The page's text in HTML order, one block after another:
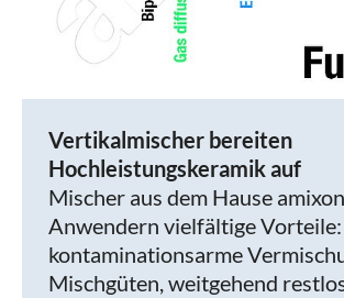
Vertikalmischer bereiten
Hochleistungskeramik auf
Mischer aus dem Hause amixon
Anwendern vielfältige Vorteile:
kontaminationsarme
Mischgüten, weitgehend